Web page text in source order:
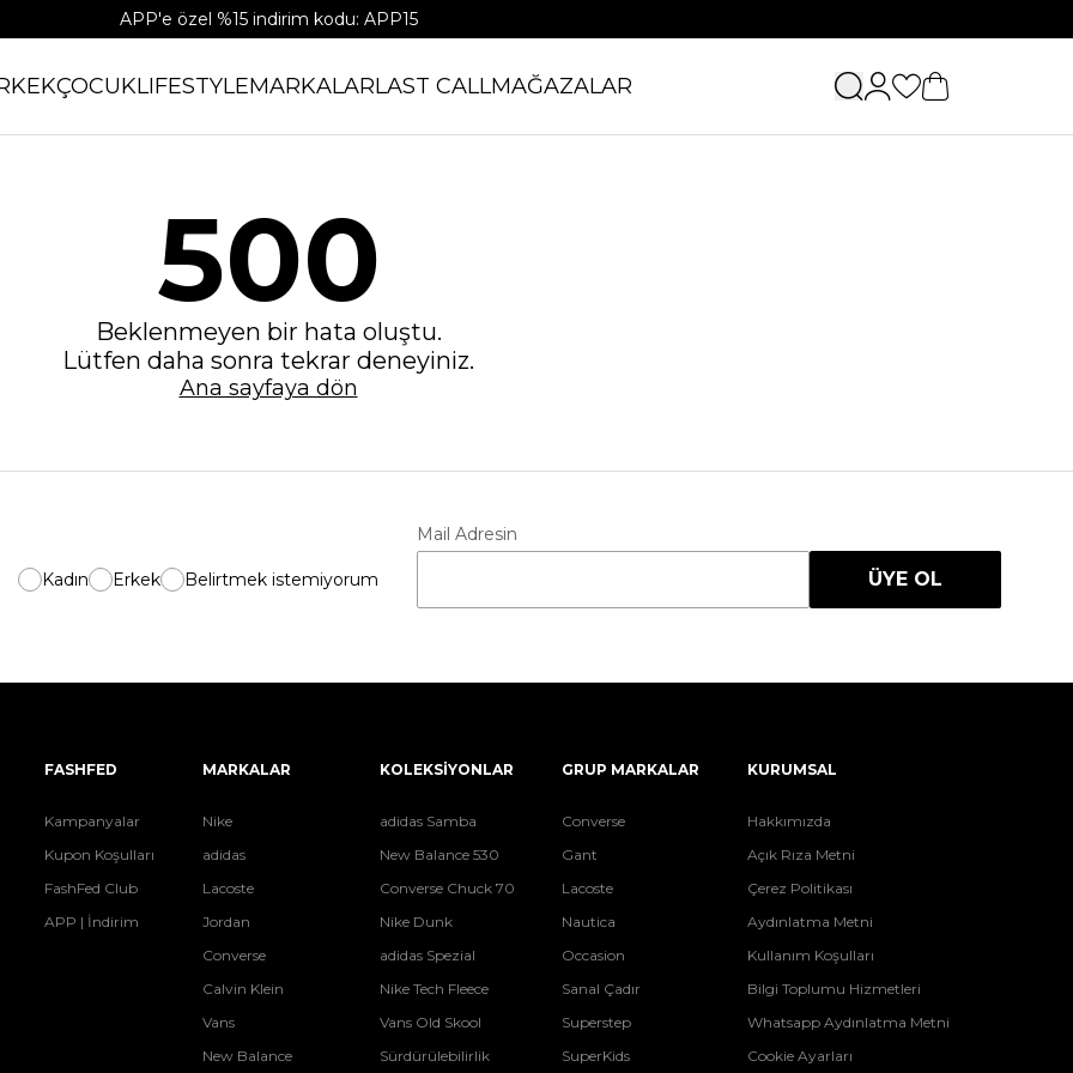
APP'e özel %15 indirim kodu: APP15
ÇOCUKLIFESTYLEMARKALARLAST CALLMAĞAZALAR
500
Beklenmeyen bir hata oluştu.
Lütfen daha sonra tekrar deneyiniz.
Ana sayfaya dön
Kadın Erkek Belirtmek istemiyorum
Mail Adresin
ÜYE OL
FASHFED
Kampanyalar
Kupon Koşulları
FashFed Club
APP | İndirim
MARKALAR
Nike
adidas
Lacoste
Jordan
Converse
Calvin Klein
Vans
New Balance
KOLEKSİYONLAR
adidas Samba
New Balance 530
Converse Chuck 70
Nike Dunk
adidas Spezial
Nike Tech Fleece
Vans Old Skool
Sürdürülebilirlik
GRUP MARKALAR
Converse
Gant
Lacoste
Nautica
Occasion
Sanal Çadır
Superstep
SuperKids
KURUMSAL
Hakkımızda
Açık Rıza Metni
Çerez Politikası
Aydınlatma Metni
Kullanım Koşulları
Bilgi Toplumu Hizmetleri
Whatsapp Aydınlatma Metni
Cookie Ayarları